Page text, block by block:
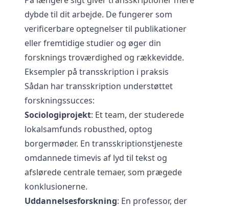
dybde til dit arbejde. De fungerer som
verificerbare optegnelser til publikationer
eller fremtidige studier og øger din
forsknings troværdighed og rækkevidde.
Eksempler på transskription i praksis
Sådan har transskription understøttet
forskningssucces:
Sociologiprojekt: Et team, der studerede
lokalsamfunds robusthed, optog
borgermøder. En transskriptionstjeneste
omdannede timevis af lyd til tekst og
afslørede centrale temaer, som prægede
konklusionerne.
Uddannelsesforskning: En professor, der